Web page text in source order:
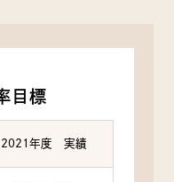
目標
2021年度 実績